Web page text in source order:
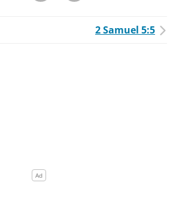
2 Samuel 5:5